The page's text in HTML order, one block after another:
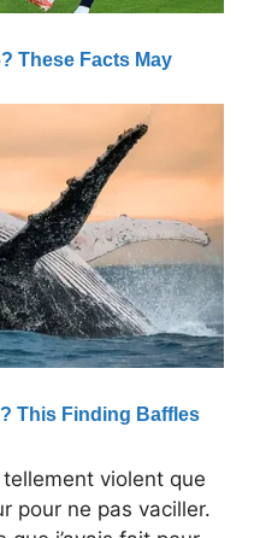
violent que
pour ne pas vaciller.